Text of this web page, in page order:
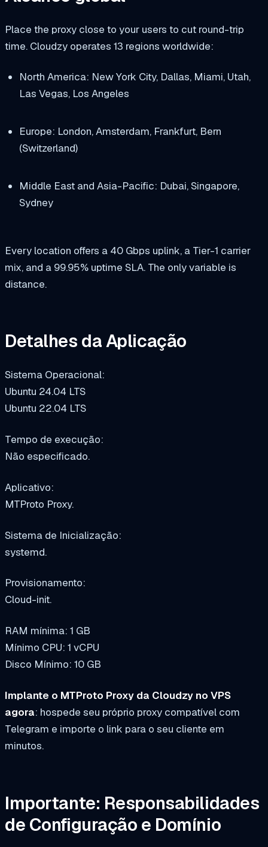
Place the proxy close to your users to cut round-trip
time. Cloudzy operates 13 regions worldwide:
North America: New York City, Dallas, Miami, Utah,
Las Vegas, Los Angeles
Europe: London, Amsterdam, Frankfurt, Bern
(Switzerland)
Middle East and Asia-Pacific: Dubai, Singapore,
Sydney
Every location offers a 40 Gbps uplink, a Tier-1 carrier
mix, and a 99.95% uptime SLA. The only variable is
distance.
Detalhes da Aplicação
Sistema Operacional:
Ubuntu 24.04 LTS
Ubuntu 22.04 LTS
Tempo de execução:
Não especificado.
Aplicativo:
MTProto Proxy.
Sistema de Inicialização:
systemd.
Provisionamento:
Cloud-init.
RAM mínima: 1 GB
Mínimo CPU: 1 vCPU
Disco Mínimo: 10 GB
Implante o MTProto Proxy da Cloudzy no VPS
agora: hospede seu próprio proxy compatível com
Telegram e importe o link para o seu cliente em
minutos.
Importante: Responsabilidades
de Configuração e Domínio